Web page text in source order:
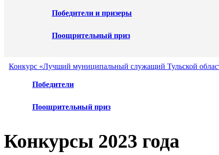
Победители и призеры
Поощрительный приз
Конкурс «Лучший муниципальный служащий Тульской
Победители
Поощрительный приз
Конкурсы 2023 года